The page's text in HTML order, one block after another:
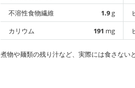
不溶性食物繊維
1.9g
カリウム
191 mg
煮物や麺類の残り汁など、実際には食さない